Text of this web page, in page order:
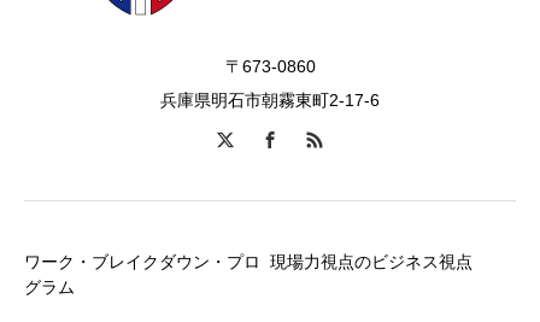
〒673-0860
兵庫県明石市朝霧東町2-17-6
ワーク・ブレイクダウン・プロ
グラム
現場力視点のビジネス視点